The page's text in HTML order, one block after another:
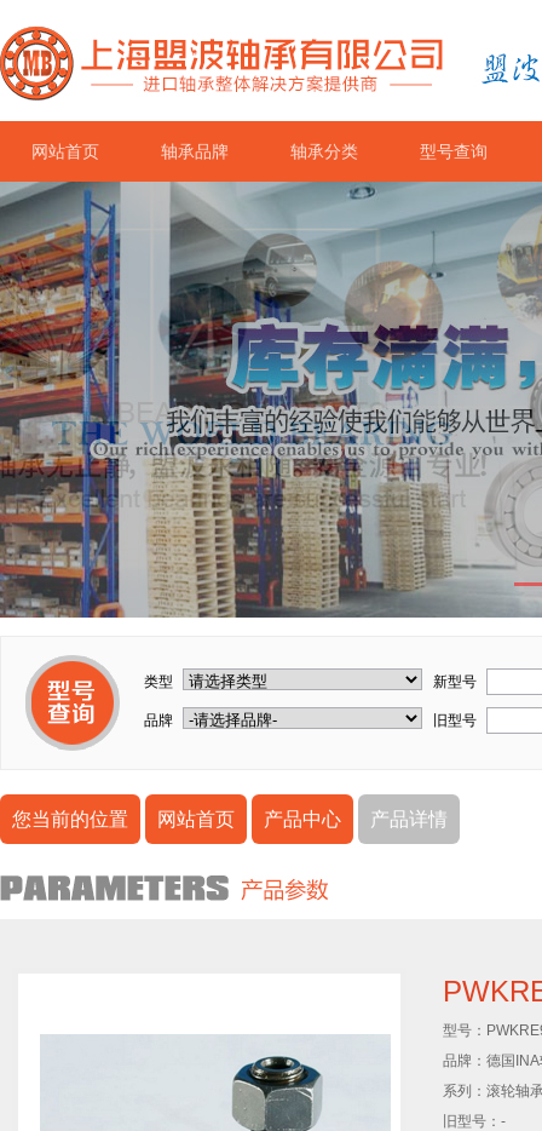
网站首页 轴承品牌 轴承分类 型号查询
类型 新型号
品牌 旧型号
您当前的位置 网站首页 产品中心 产品详情
型号：
品牌： 德国
系列： 滚轮轴
旧型号： -